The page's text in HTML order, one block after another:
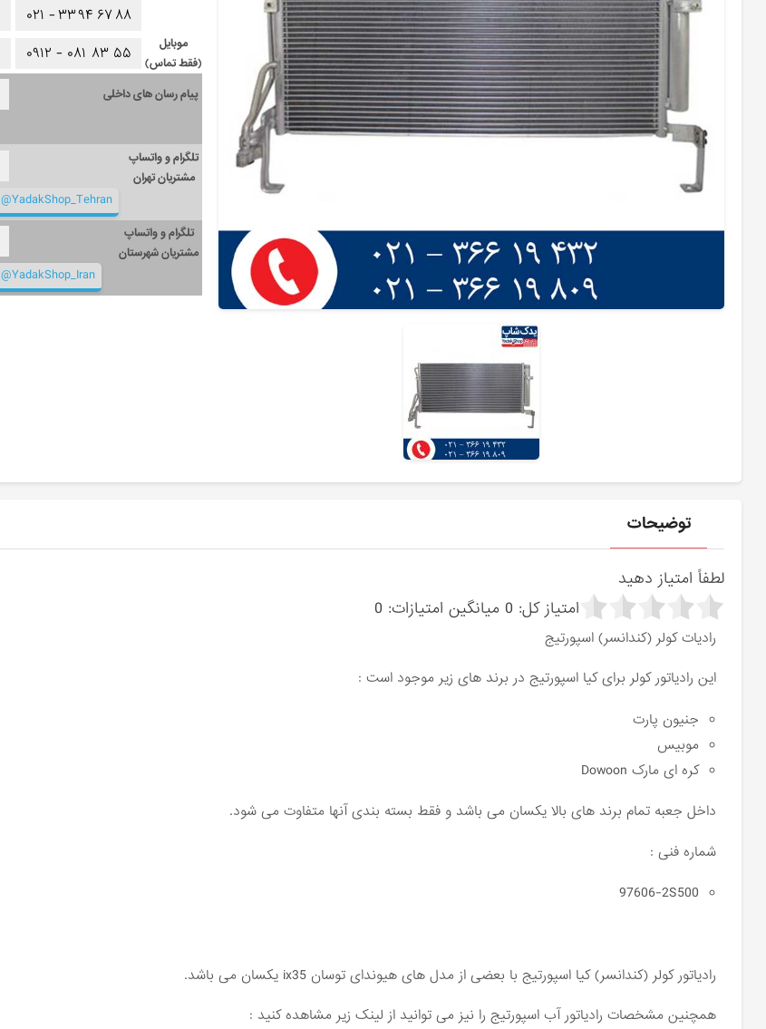
۰۲۱ -۳۳۹۴ ۶۷۸۸
موبایل
(فقط تماس)
۰۹۱۲ - ۰۸۱ ۸۳ ۵۵
پیام رسان های داخلی
تلگرام و واتساپ
مشتریان تهران
@YadakShop_Tehran
تلگرام و واتساپ
مشتریان شهرستان
@YadakShop_Iran
توضیحات
لطفاً امتیاز دهید
امتیاز کل: 0 میانگین امتیازات: 0
رادیات کولر (کندانسر) اسپورتیج
این رادیاتور کولر برای کیا اسپورتیج در برند های زیر موجود است :
جنیون پارت
موبیس
کره ای مارک Dowoon
داخل جعبه تمام برند های بالا یکسان می باشد و فقط بسته بندی آنها متفاوت می شود.
شماره فنی :
97606-2S500
رادیاتور کولر (کندانسر) کیا اسپورتیج با بعضی از مدل های هیوندای توسان ix35 یکسان می باشد.
همچنین مشخصات رادیاتور آب اسپورتیج را نیز می توانید از لینک زیر مشاهده کنید :